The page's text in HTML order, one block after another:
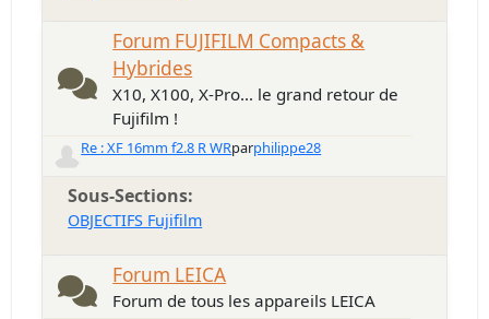
Forum FUJIFILM Compacts &
Hybrides
X10, X100, X-Pro... le grand retour de
Fujifilm !
Re : XF 16mm f2.8 R WRparphilippe28
Sous-Sections
OBJECTIFS Fujifilm
Forum LEICA
Forum de tous les appareils LEICA